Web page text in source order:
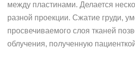
между пластинами. Делается
разной проекции. Сжатие груди,
просвечиваемого слоя тканей
облучения, полученную